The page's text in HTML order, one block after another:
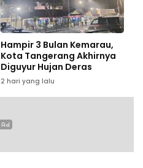
Hampir 3 Bulan Kemarau,
Kota Tangerang Akhirnya
Diguyur Hujan Deras
2 hari yang lalu